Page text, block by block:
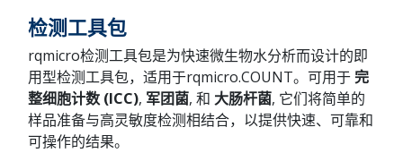
检测工具包
rqmicro检测工具包是为快速微生物水分析而设计的即
用型检测工具包，适用于rqmicro.COUNT。可用于完
整细胞计数 (ICC), 军团菌, 和 大肠杆菌, 它们将简单的
样品准备与高灵敏度检测相结合，以提供快速、可靠和
可操作的结果。